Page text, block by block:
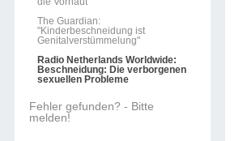
The Guardian:
"Kinderbeschneidung ist
Genitalverstümmelung"
Radio Netherlands Worldwide:
Beschneidung: Die verborgenen
sexuellen Probleme
Fehler gefunden? - Bitte
melden!